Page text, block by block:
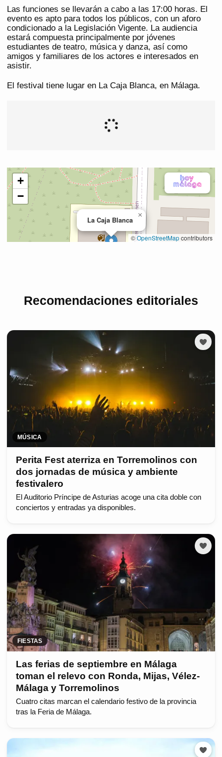
Las funciones se llevarán a cabo a las 17:00 horas. El
evento es apto para todos los públicos, con un aforo
condicionado a la Legislación Vigente. La audiencia
estará compuesta principalmente por jóvenes
estudiantes de teatro, música y danza, así como
amigos y familiares de los actores e interesados en
asistir.
El festival tiene lugar en La Caja Blanca, en Málaga.
Recomendaciones editoriales
MÚSICA
Perita Fest aterriza en Torremolinos con
dos jornadas de música y ambiente
festivalero
El Auditorio Príncipe de Asturias acoge una cita doble con
conciertos y entradas ya disponibles.
FIESTAS
Las ferias de septiembre en Málaga
toman el relevo con Ronda, Mijas, Vélez-
Málaga y Torremolinos
Cuatro citas marcan el calendario festivo de la provincia
tras la Feria de Málaga.